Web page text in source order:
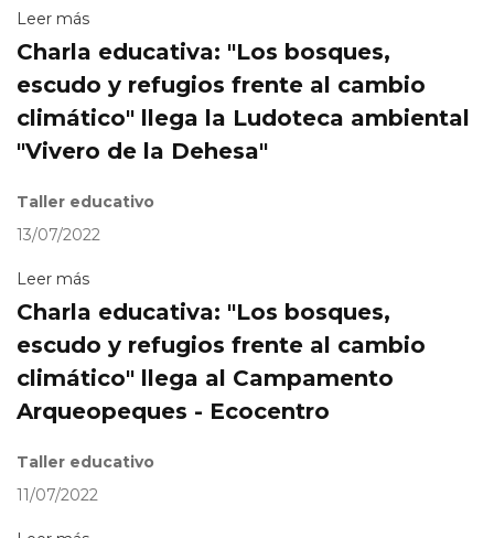
Leer más
Charla educativa: "Los bosques,
escudo y refugios frente al cambio
climático" llega la Ludoteca ambiental
"Vivero de la Dehesa"
Taller educativo
13/07/2022
Leer más
Charla educativa: "Los bosques,
escudo y refugios frente al cambio
climático" llega al Campamento
Arqueopeques - Ecocentro
Taller educativo
11/07/2022